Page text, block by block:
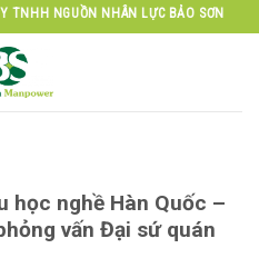
NHÂN LỰC BẢO SƠN
học nghề Hàn Quốc –
vấn Đại sứ quán